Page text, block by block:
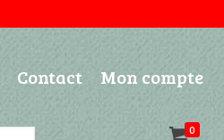
Contact Mon compte
0